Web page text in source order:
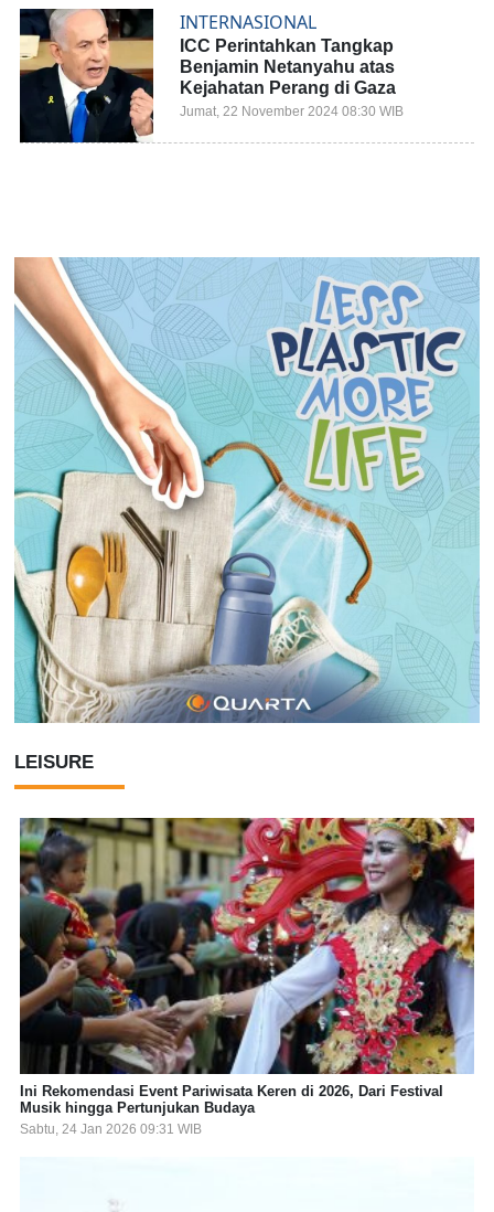
LEISURE
Ini Rekomendasi Event Pariwisata Keren di 2026, Dari Festival
Musik hingga Pertunjukan Budaya
Sabtu, 24 Jan 2026 09:31 WIB
INTERNASIONAL
ICC Perintahkan Tangkap
Benjamin Netanyahu atas
Kejahatan Perang di Gaza
Jumat, 22 November 2024 08:30 WIB